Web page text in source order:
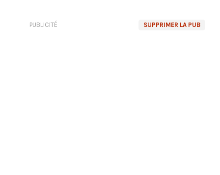
SUPPRIMER LA PUB
PUBLICITÉ